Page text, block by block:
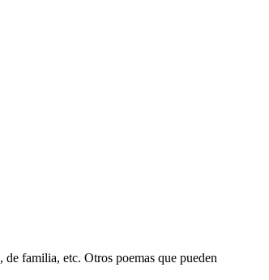
familia, etc. Otros poemas que pueden